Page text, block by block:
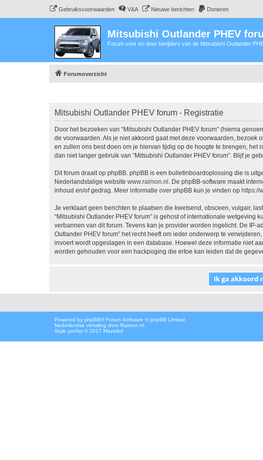
Gebruiksvoorwaarden V&A Nieuwe berichten Doneren
Mitsubishi Outlander PHEV
Forum voor en door berijders van de Mitsubishi Outlander
Forumoverzicht
Mitsubishi Outlander PHEV forum - Registratie
Door het bezoeken van “Mitsubishi Outlander PHEV forum” (hierna
de voorwaarden. Als je niet akkoord gaat met deze voorwaarden, bezoek
en zullen ons best doen om je hiervan tijdig op de hoogte te brengen,
dan niet langer gebruik van “Mitsubishi Outlander PHEV forum”. Blijf je
Dit forum draait op phpBB. phpBB is een bulletinboardoplossing die is
Nederlandstalige website www.raimon.nl . De phpBB-software maakt
inhoud en/of gedrag. Meer informatie over phpBB kun je vinden op https://
Je verklaart geen berichten te plaatsen die kwetsend, obsceen, vulgair,
“Mitsubishi Outlander PHEV forum” is gehost of internationale
verbannen van dit forum. Tevens kan je provider worden ingelicht. De
Outlander PHEV forum” het recht heeft om ieder onderwerp te
invoert wordt opgeslagen in een database. Hoewel deze informatie niet
worden gehouden voor een hackpoging die ertoe kan leiden dat de
Powered by phpBB® Forum Software © phpBB Limited
Nederlandse vertaling door Raimon.nl
Style proflat © 2017 Mazeltof